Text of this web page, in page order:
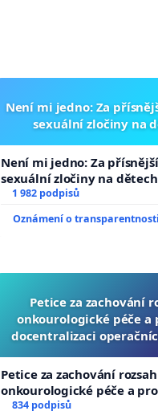
Není mi jedno: Za
sexuální zločiny na
Není mi jedno: Za
sexuální zločiny na dětech
1 982 podpisů
Oznámení o transparentnosti
Petice za zachování
onkourologické péče a
docentralizaci
Petice za zachování
onkourologické péče a
docentralizaci operačních
834 podpisů